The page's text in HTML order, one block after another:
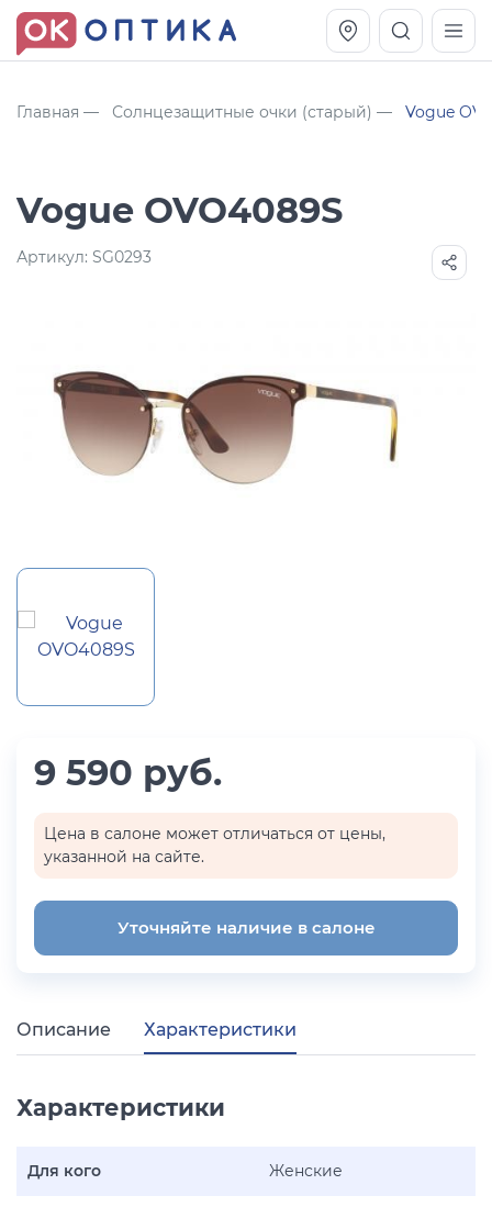
Главная Солнцезащитные очки (старый) Vogue
Vogue OVO4089S
Артикул: SG0293
9 590 руб.
Цена в салоне может отличаться от цены,
указанной на сайте.
Уточняйте наличие в салоне
Описание Характеристики
Характеристики
Для кого Женские
Vogue OVO5230S
11 991
Оправа Vogue OVO 4025
8 270